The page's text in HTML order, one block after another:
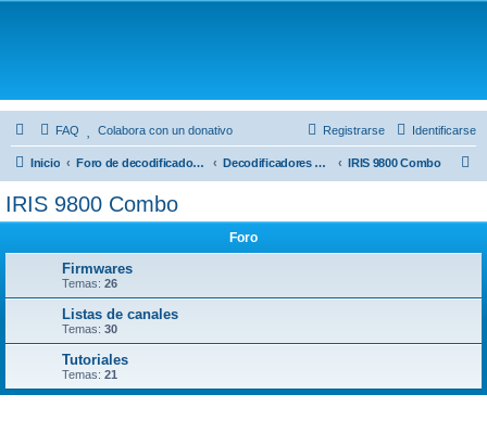
FAQ Colabora con un donativo Identificarse
Registrarse
Inicio Foro de decodificadores satélite IRIS Decodificadores satélite IRIS 9800 Combo
IRIS 9800 Combo
Foro
Firmwares
Temas: 26
Listas de canales
Temas: 30
Tutoriales
Temas: 21